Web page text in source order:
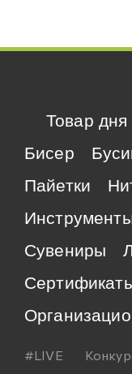
Товар дня
Бисер
Пайетки
Сувениры
#LIVE